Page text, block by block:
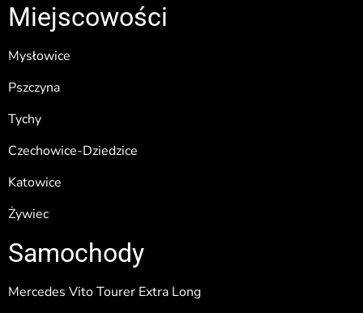
Miejscowości
Mysłowice
Pszczyna
Tychy
Czechowice-Dziedzice
Katowice
Żywiec
Samochody
Mercedes Vito Tourer Extra Long